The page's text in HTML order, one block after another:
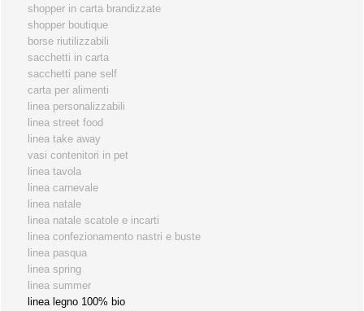
shopper in carta brandizzate
shopper boutique
borse riutilizzabili
sacchetti in carta
sacchetti pane self
carta per alimenti
linea personalizzabili
linea street food
linea take away
vasi contenitori in pet
linea tavola
linea carnevale
linea natale
linea natale scatole e incarti
linea confezionamento nastri e buste
linea pasqua
linea spring
linea summer
linea legno 100% bio